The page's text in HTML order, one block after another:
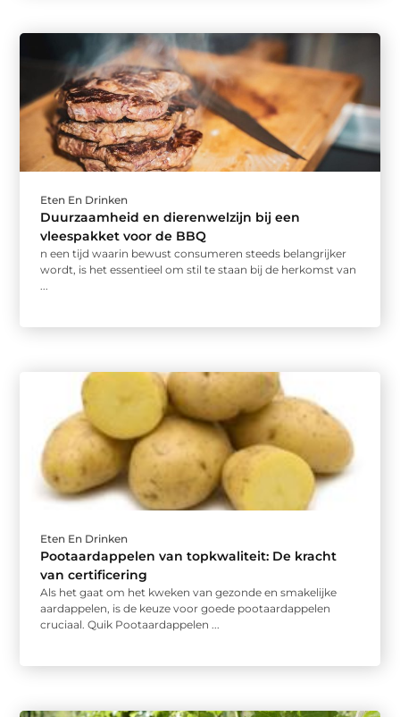
Eten En Drinken
Duurzaamheid en dierenwelzijn bij een
vleespakket voor de BBQ
n een tijd waarin bewust consumeren steeds belangrijker
wordt, is het essentieel om stil te staan bij de herkomst van
Eten En Drinken
Pootaardappelen van topkwaliteit: De kracht
van certificering
Als het gaat om het kweken van gezonde en smakelijke
aardappelen, is de keuze voor goede pootaardappelen
cruciaal. Quik Pootaardappelen ...